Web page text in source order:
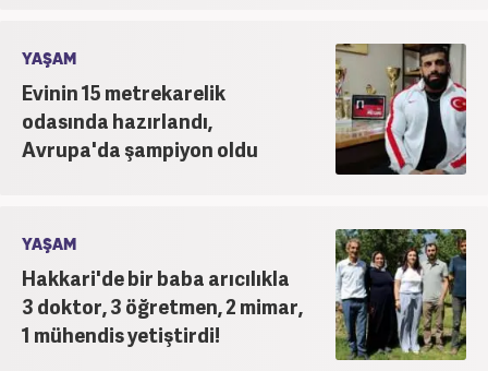
YAŞAM
Evinin 15 metrekarelik
odasında hazırlandı,
Avrupa'da şampiyon oldu
YAŞAM
Hakkari'de bir baba arıcılıkla
3 doktor, 3 öğretmen, 2 mimar,
1 mühendis yetiştirdi!